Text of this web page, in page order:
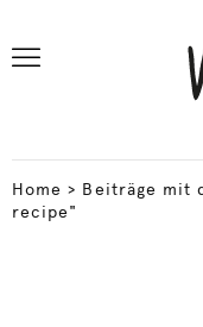
Home > Beiträge mit
recipe"